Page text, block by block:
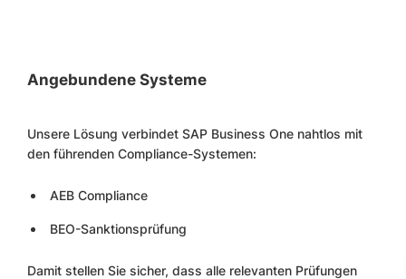
Angebundene Systeme
Unsere Lösung verbindet SAP Business One nahtlos mit
den führenden Compliance-Systemen:
AEB Compliance
BEO-Sanktionsprüfung
Damit stellen Sie sicher, dass alle relevanten Prüfungen